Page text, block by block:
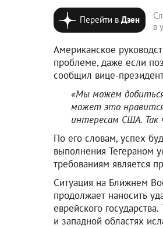
Перейти вДзен
в
Американское
проблеме, даже если
сообщил вице-
«Мы можем добиться
может это
интересам США. Так
По его словам, успех
выполнения Тегераном
требованиям является
Ситуация на Ближнем
продолжает наносить
еврейского
и западной областях